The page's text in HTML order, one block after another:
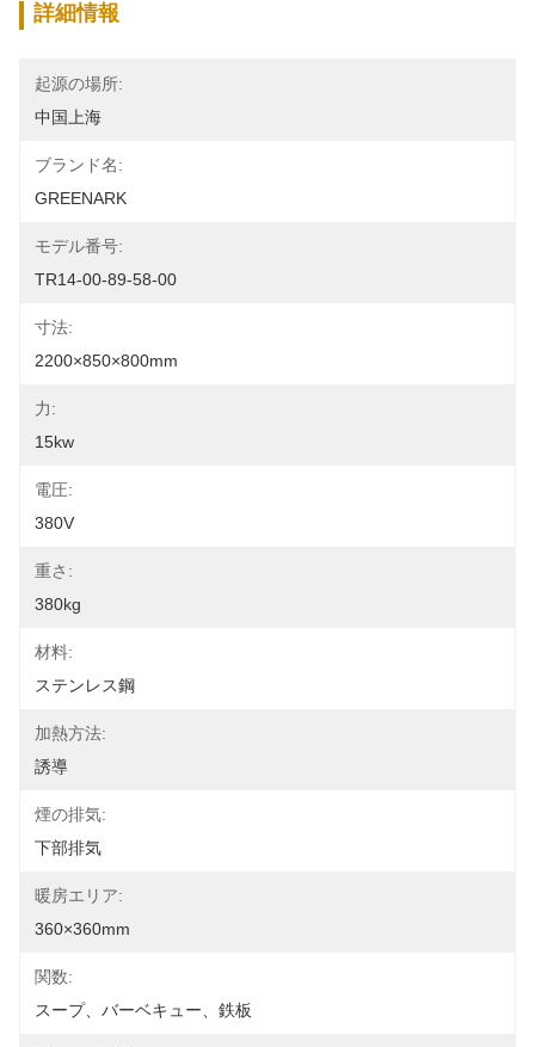
詳細情報
起源の場所:
中国上海
ブランド名:
GREENARK
モデル番号:
TR14-00-89-58-00
寸法:
2200×850×800mm
力:
15kw
電圧:
380V
重さ:
380kg
材料:
ステンレス鋼
加熱方法:
誘導
煙の排気:
下部排気
暖房エリア:
360×360mm
関数:
スープ、バーベキュー、鉄板